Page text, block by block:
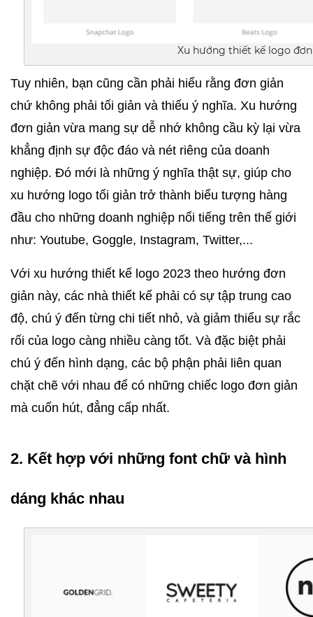
Xu hướng thiết kế logo
Tuy nhiên, bạn cũng cần phải hiểu rằng đơn giản
chứ không phải tối giản và thiếu ý nghĩa. Xu hướng
đơn giản vừa mang sự dễ nhớ không cầu kỳ lại vừa
khẳng định sự độc đáo và nét riêng của doanh
nghiệp. Đó mới là những ý nghĩa thật sự, giúp cho
xu hướng logo tối giản trở thành biểu tượng hàng
đầu cho những doanh nghiệp nổi tiếng trên thế giới
như: Youtube, Goggle, Instagram, Twitter,...
Với xu hướng thiết kế logo 2023 theo hướng đơn
giản này, các nhà thiết kế phải có sự tập trung cao
độ, chú ý đến từng chi tiết nhỏ, và giảm thiểu sự rắc
rối của logo càng nhiều càng tốt. Và đặc biệt phải
chú ý đến hình dạng, các bộ phận phải liên quan
chặt chẽ với nhau để có những chiếc logo đơn giản
mà cuốn hút, đẳng cấp nhất.
2. Kết hợp với những font chữ và hình
dáng khác nhau